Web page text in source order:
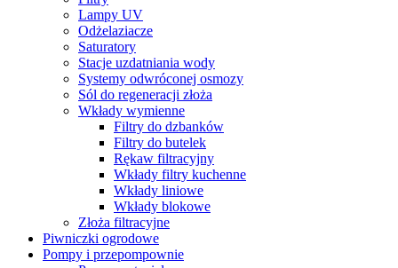
Lampy UV
Odżelaziacze
Saturatory
Stacje uzdatniania wody
Systemy odwróconej osmozy
Sól do regeneracji złoża
Wkłady wymienne
Filtry do dzbanków
Filtry do butelek
Rękaw filtracyjny
Wkłady filtry kuchenne
Wkłady liniowe
Wkłady blokowe
Złoża filtracyjne
Piwniczki ogrodowe
Pompy i przepompownie